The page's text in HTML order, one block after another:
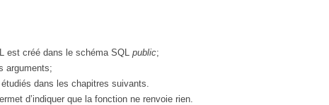
est créé dans le schéma SQL public;
arguments;
dans les chapitres suivants.
d’indiquer que la fonction ne renvoie rien.